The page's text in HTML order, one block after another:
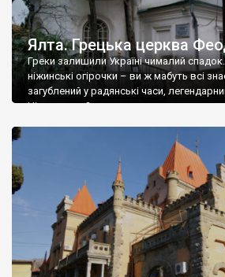
Ялта. Грецька церква
Греки залишили Україні чималий
ніжинські огірочки – ви ж мабуть всі
загублений у радянські часи,
Ніжин греки?